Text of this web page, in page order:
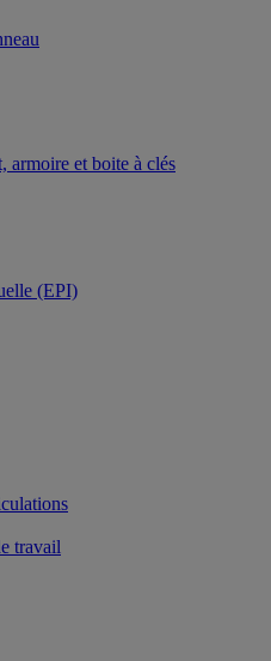
et boite à clés
(EPI)